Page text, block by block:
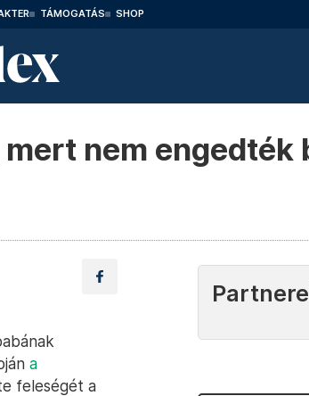
TÁMOGATÁS SHOP
nem engedték
a
feleségét a